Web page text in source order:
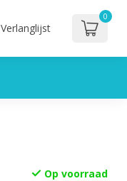
Verlanglijst
0
Op voorraad